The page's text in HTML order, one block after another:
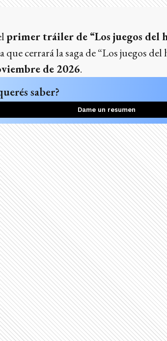
primer tráiler de “Los juegos del
que cerrará la saga de “Los juegos
de 2026.
saber?
Dame un resumen